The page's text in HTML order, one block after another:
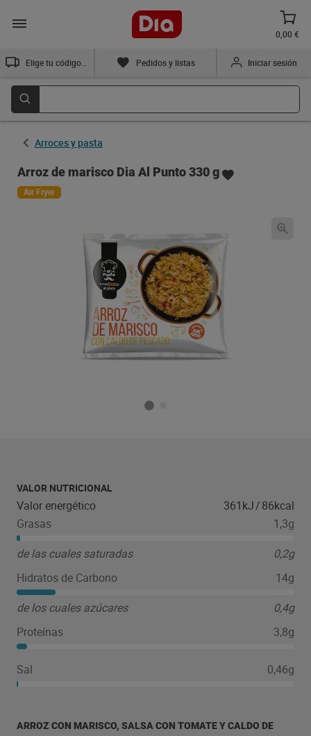
0,00 €
Pedidos y listas Iniciar sesión
Arroces y pasta
Arroz de marisco Dia Al Punto 330 g
Air Fryer
VALOR NUTRICIONAL
Valor energético 361kJ/86kcal
Grasas
1,3g
de las cuales saturadas
0,2g
Hidratos de Carbono
14g
de los cuales azúcares
0,4g
Proteínas
3,8g
Sal 0,46g
ARROZ CON MARISCO, SALSA CON TOMATE Y CALDO DE